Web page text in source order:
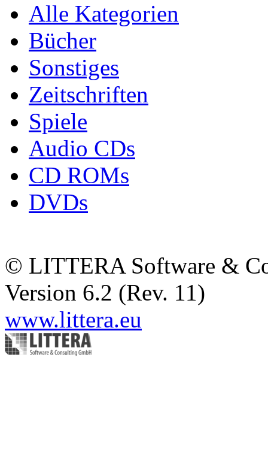
Alle Kategorien
Bücher
Sonstiges
Zeitschriften
Spiele
Audio CDs
CD ROMs
DVDs
© LITTERA Software &
Version 6.2 (Rev. 11)
www.littera.eu